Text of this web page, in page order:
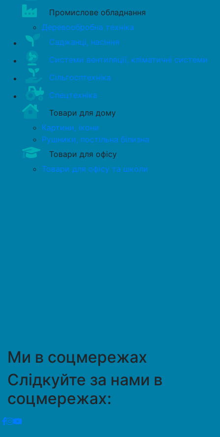
Промислове обладнання
Деревообробна техніка
Саджанці, насіння
Системи вентиляції, кліматичні системи
Сільгосптехніка
Спецтехніка
Товари для дому
Картини, ікони
Рушники, постільна білизна
Товари для офісу
Товари для офісу та школи
Ми в соцмережах
Слідкуйте за нами в
соцмережах: